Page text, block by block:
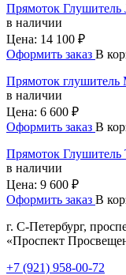
Прямоток Глушитель
в наличии
Цена: 14 100 ₽
Оформить заказ В
Прямоток глушитель
в наличии
Цена: 6 600 ₽
Оформить заказ В
Прямоток Глушитель
в наличии
Цена: 9 600 ₽
Оформить заказ В
г. С-Петербург,
«Проспект
+7 (921) 958-00-72